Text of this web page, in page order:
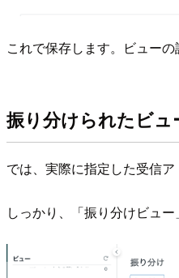
これで保存します。ビューの
振り分けられたビュ
では、実際に指定した受信ア
しっかり、「振り分けビュー